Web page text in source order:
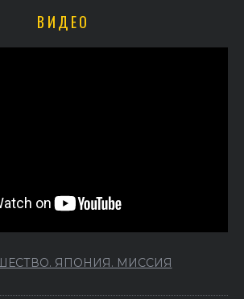
ВИДЕО
ЯПОНИЯ. МИССИЯ